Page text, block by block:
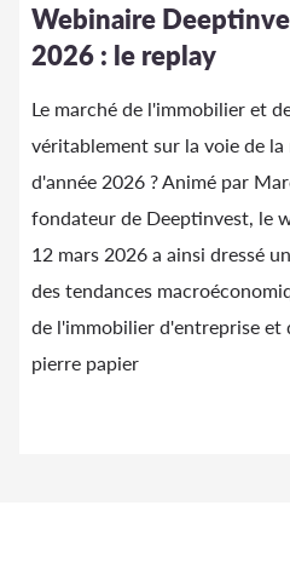
Webinaire
2026 : le replay
Le marché de l'immobilier et
véritablement sur la voie de
d'année 2026 ? Animé par
fondateur de Deeptinvest, le
12 mars 2026 a ainsi dressé
des tendances
de l'immobilier d'entreprise et
pierre papier